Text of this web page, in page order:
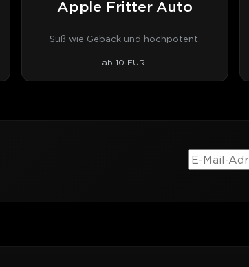
Apple Fritter Auto
Süß wie Gebäck und hochpotent.
ab 10 EUR